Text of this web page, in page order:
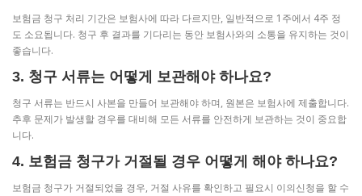
보험금 청구 처리 기간은 보험사에 따라 다르지만, 일반적으로 1주에서 4주 정
도 소요됩니다. 청구 후 결과를 기다리는 동안 보험사와의 소통을 유지하는 것이
좋습니다.
3. 청구 서류는 어떻게 보관해야 하나요?
청구 서류는 반드시 사본을 만들어 보관해야 하며, 원본은 보험사에 제출합니다.
추후 문제가 발생할 경우를 대비해 모든 서류를 안전하게 보관하는 것이 중요합
니다.
4. 보험금 청구가 거절될 경우 어떻게 해야 하나요?
보험금 청구가 거절되었을 경우, 거절 사유를 확인하고 필요시 이의신청을 할 수